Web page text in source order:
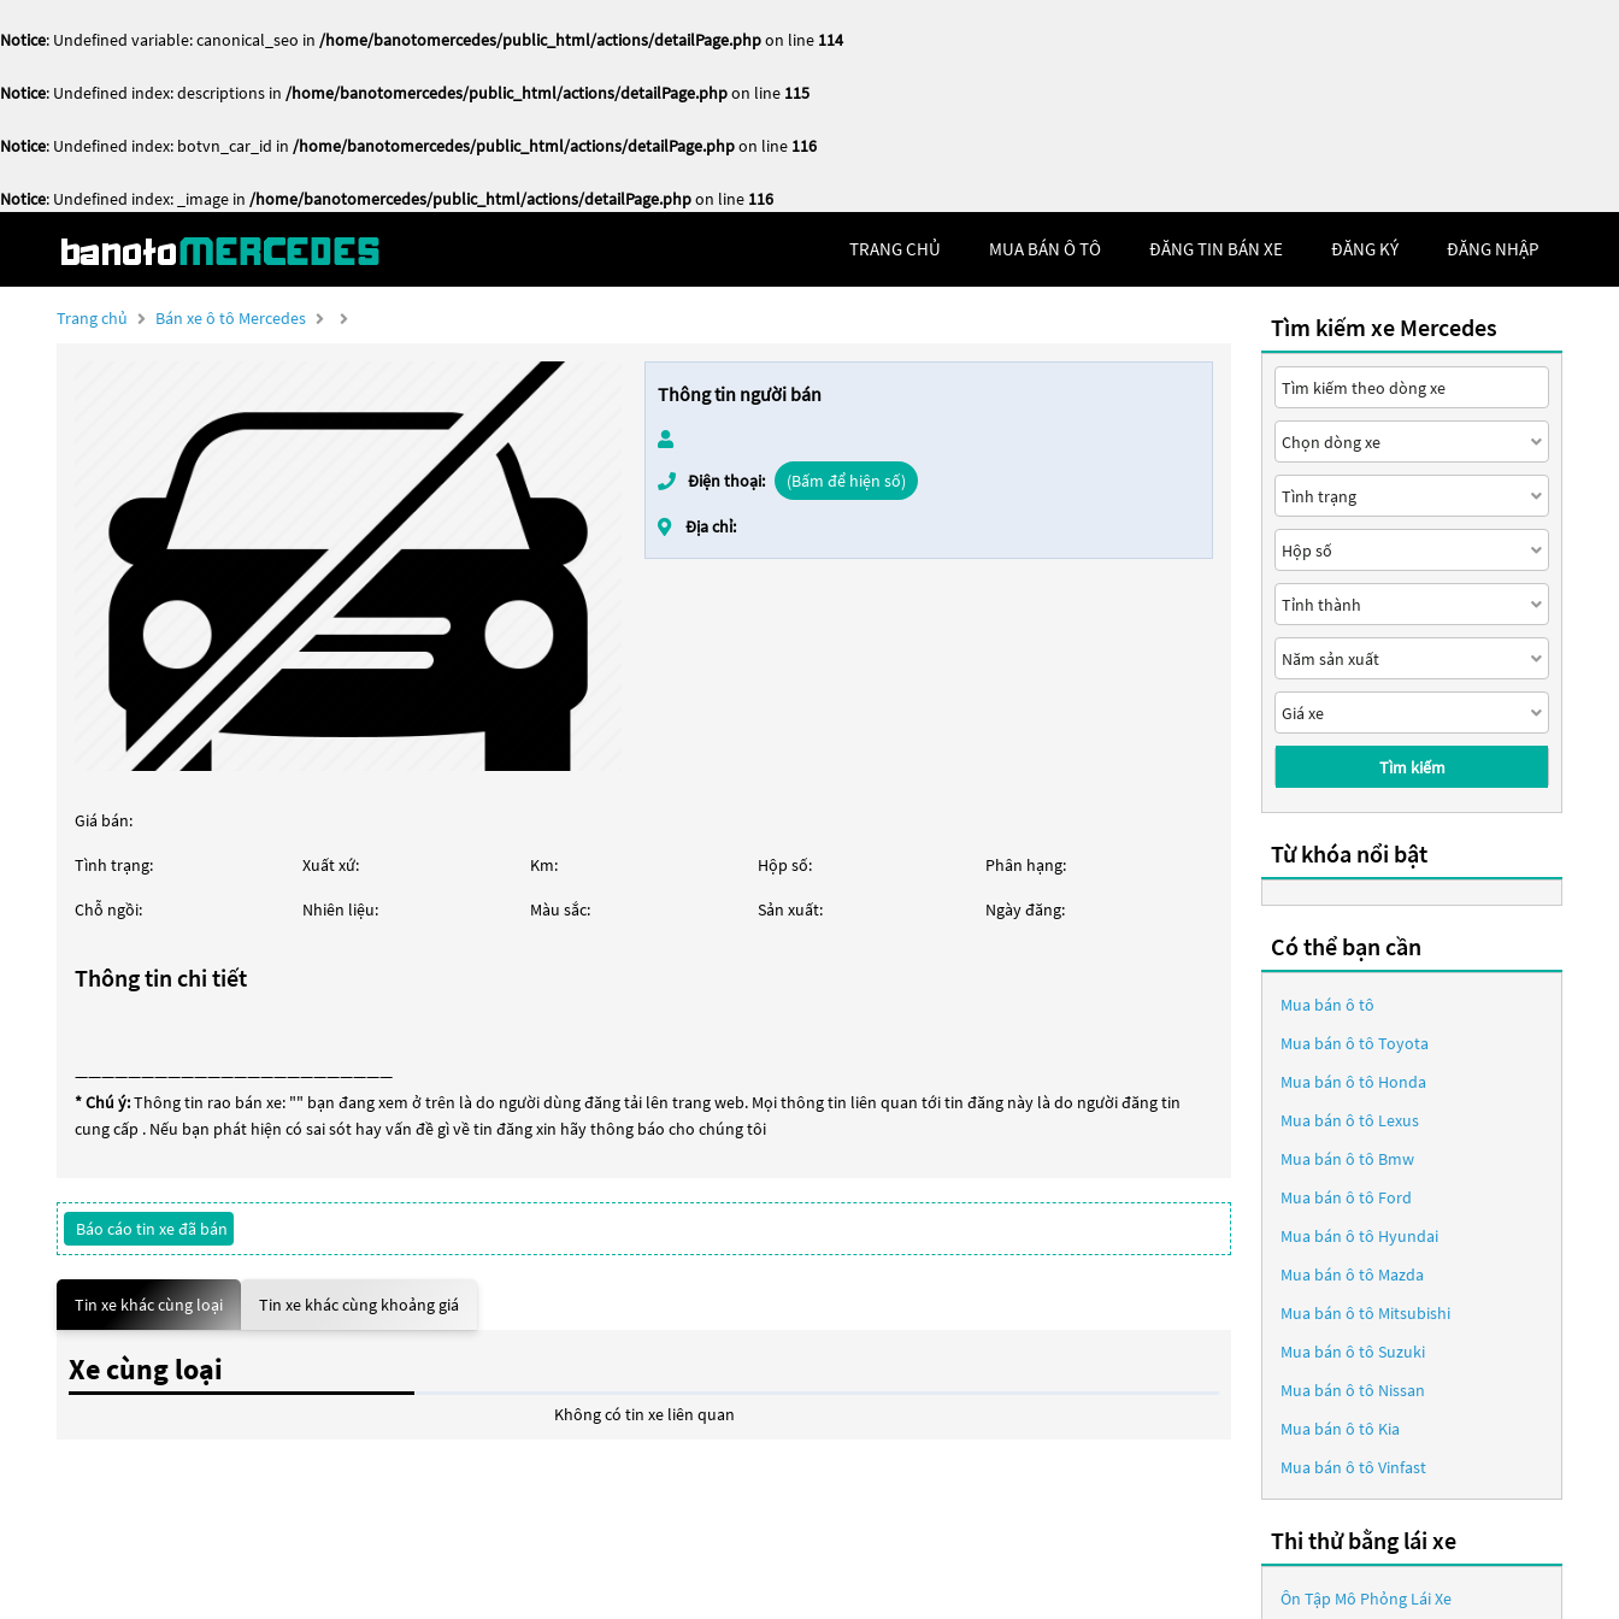
Notice: Undefined variable: canonical_seo in /home/banotomercedes/public_html/actions/detailPage.phpon line 114
Notice: Undefined index: descriptions in /home/banotomercedes/public_html/actions/detailPage.phpon line 115
Notice: Undefined index: botvn_car_id in /home/banotomercedes/public_html/actions/detailPage.phpon line 116
Notice: Undefined index: _image in /home/banotomercedes/public_html/actions/detailPage.phpon line 116
TRANG CHỦ MUA BÁN Ô TÔ ĐĂNG TIN BÁN XE ĐĂNG KÝ ĐĂNG NHẬP
Trang chủ Bán xe ô tô Mercedes
Thông tin người bán
Điện thoại: (Bấm để hiện số)
Địa chỉ:
Giá bán:
Tình trạng: Xuất xứ: Km: Hộp số: Phân hạng:
Chỗ ngồi: Nhiên liệu: Màu sắc: Sản xuất: Ngày đăng:
Thông tin chi tiết
————————————————————————
* Chú ý:Thông tin rao bán xe: "" bạn đang xem ở trên là do người dùng đăng tải lên trang web. Mọi thông tin liên quan tới tin đăng này là do người đăng tin
cung cấp . Nếu bạn phát hiện có sai sót hay vấn đề gì về tin đăng xin hãy thông báo cho chúng tôi
Báo cáo tin xe đã bán
Tin xe khác cùng loại Tin xe khác cùng khoảng giá
Xe cùng loại
Không có tin xe liên quan
Tìm kiếm xe Mercedes
Tìm kiếm
Từ khóa nổi bật
Có thể bạn cần
Mua bán ô tô
Mua bán ô tô Toyota
Mua bán ô tô Honda
Mua bán ô tô Lexus
Mua bán ô tô Bmw
Mua bán ô tô Ford
Mua bán ô tô Hyundai
Mua bán ô tô Mazda
Mua bán ô tô Mitsubishi
Mua bán ô tô Suzuki
Mua bán ô tô Nissan
Mua bán ô tô Kia
Mua bán ô tô Vinfast
Thi thử bằng lái xe
Ôn Tập Mô Phỏng Lái Xe